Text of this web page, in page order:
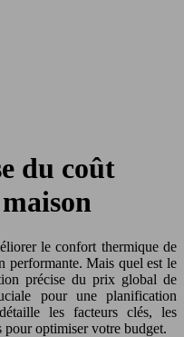
du coût
le confort thermique de
performante. Mais quel est le
précise du prix global de
pour une planification
les facteurs clés, les
pour optimiser votre budget.